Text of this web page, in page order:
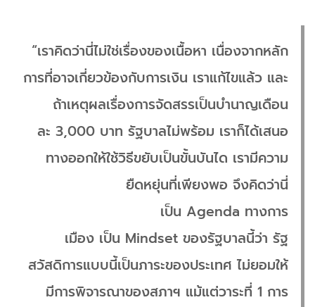
“เราคิดว่านี่ไม่ใช่เรื่องของเนื้อหา เนื่องจากหลัก
การที่อาจเกี่ยวข้องกับการเงิน เราแก้ไขแล้ว และ
ถ้าเหตุผลเรื่องการจัดสรรเป็นบำนาญเดือน
ละ 3,000 บาท รัฐบาลไม่พร้อม เราก็ได้เสนอ
ทางออกให้ใช้วิธีขยับเป็นขั้นบันได เรามีความ
ยืดหยุ่นที่เพียงพอ จึงคิดว่านี่
เป็น Agenda ทางการ
เมือง เป็น Mindset ของรัฐบาลนี้ว่า รัฐ
สวัสดิการแบบนี้เป็นภาระของประเทศ ไม่ยอมให้
มีการพิจารณาของสภาฯ แม้แต่วาระที่ 1 การ